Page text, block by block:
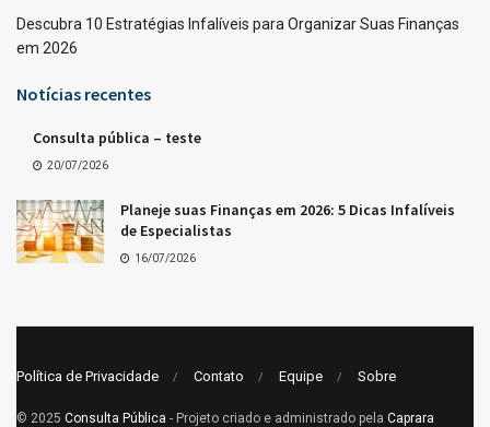
Descubra 10 Estratégias Infalíveis para Organizar Suas Finanças
em 2026
Notícias recentes
Consulta pública – teste
20/07/2026
Planeje suas Finanças em 2026: 5 Dicas Infalíveis
de Especialistas
16/07/2026
Política de Privacidade Contato Equipe Sobre
© 2025 Consulta Pública - Projeto criado e administrado pela Caprara